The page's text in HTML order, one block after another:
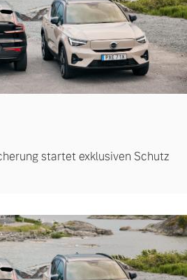
startet exklusiven Schutz